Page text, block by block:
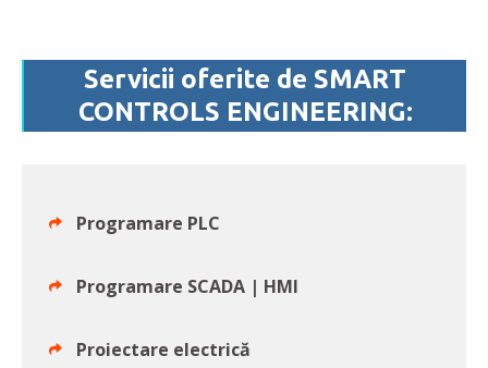
Servicii oferite de SMART
CONTROLS ENGINEERING:
Programare PLC
Programare SCADA | HMI
Proiectare electrică